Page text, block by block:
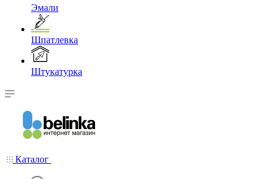
Эмали
Шпатлевка
Штукатурка
Каталог